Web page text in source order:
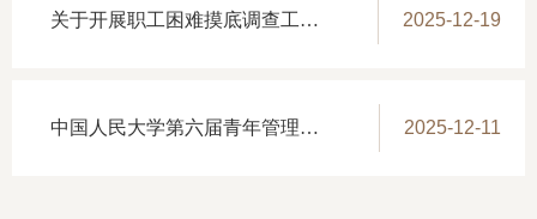
关于开展职工困难摸底调查工作的通知 2025-12-19
中国人民大学第六届青年管理干部岗位技能竞赛获奖名单公示 2025-12-11